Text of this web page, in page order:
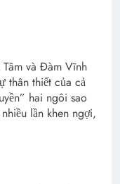
và Đàm Vĩnh
thân thiết của cả
hai ngôi sao
lần khen ngợi,